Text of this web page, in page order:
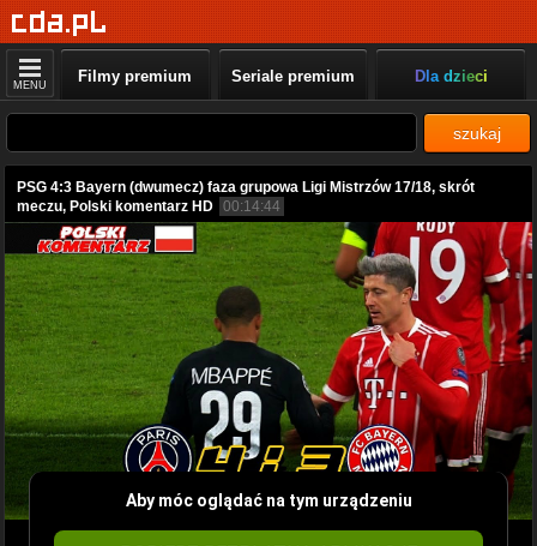
MENU Filmy premium Seriale premium Dla dzieci
szukaj
PSG 4:3 Bayern (dwumecz) faza grupowa Ligi Mistrzów 17/18, skrót
meczu, Polski komentarz HD 00:14:44
Aby móc oglądać na tym urządzeniu